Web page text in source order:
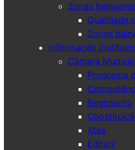
Zonas
Qualidade
Zonas
Informação
Câmara
Programa
Regimento
Atas
Editais